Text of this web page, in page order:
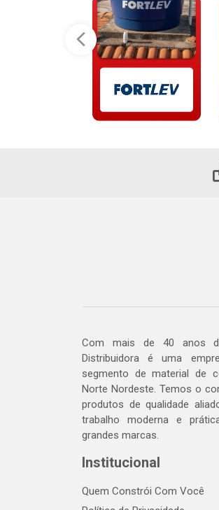
Com mais de 40 anos
Distribuidora é uma
segmento de material de
Norte Nordeste. Temos o
produtos de qualidade
trabalho moderna e
grandes marcas.
Institucional
Quem Constrói Com Você